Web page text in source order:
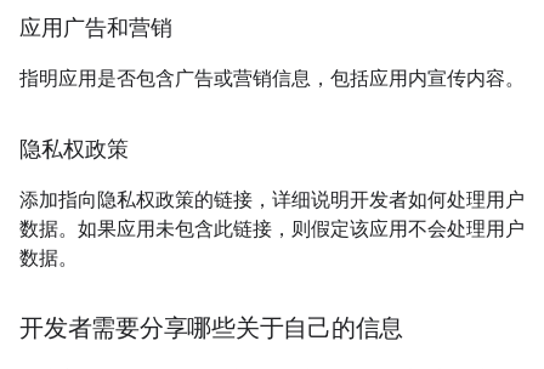
应用广告和营销
指明应用是否包含广告或营销信息，包括应用内宣传内容。
隐私权政策
添加指向隐私权政策的链接，详细说明开发者如何处理用户
数据。如果应用未包含此链接，则假定该应用不会处理用户
数据。
开发者需要分享哪些关于自己的信息